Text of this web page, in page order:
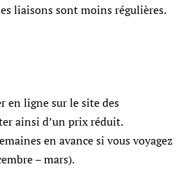
liaisons sont moins régulières.
en ligne sur le site des
ainsi d’un prix réduit.
en avance si vous voyagez
– mars).